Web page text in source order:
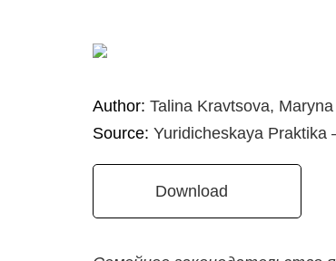
Author: Talina Kravtsova,
Source: Yuridicheskaya Praktika
Download